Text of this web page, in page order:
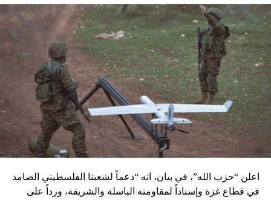
اعلن “حزب الله”، في بيان، انه “دعماً لشعبنا الفلسطيني الصامد
في قطاع غزة وإسناداً لمقاومته الباسلة ‌‏‌‏‌والشريفة، ورداً على